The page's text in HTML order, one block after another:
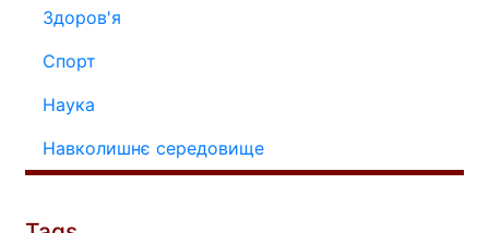
Здоров'я
Спорт
Наука
Навколишнє середовище